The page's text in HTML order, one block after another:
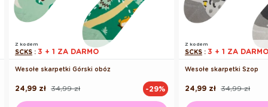
Z kodem
SCKS : 3 + 1 ZA DARMO
Wesołe skarpetki Górski obóz
Cena
34,99 zł
Cena
24,99 zł -29%
Z kodem
SCKS : 3 + 1 ZA DARMO
Wesołe skarpetki Szop
Cena
34,99 zł
Cena
24,99 zł